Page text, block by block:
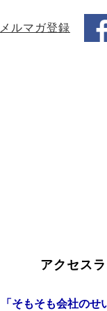
メルマガ登録
アクセス
「そもそも会社の